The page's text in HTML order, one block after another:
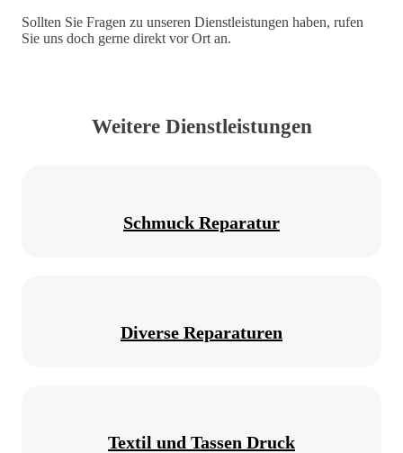
Sollten Sie Fragen zu unseren Dienstleistungen haben, rufen
Sie uns doch gerne direkt vor Ort an.
Weitere Dienstleistungen
Schmuck Reparatur
Diverse Reparaturen
Textil und Tassen Druck